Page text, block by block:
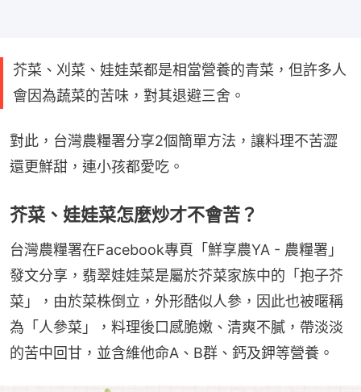
芥菜、刈菜、娃娃菜都是相當營養的青菜，但許多人
會因為蔬菜的苦味，對其退避三舍。
對此，台灣農糧署分享2個簡單方法，讓料理不苦澀
還更鮮甜，連小孩都愛吃。
芥菜、娃娃菜怎麼炒才不會苦？
台灣農糧署在Facebook專頁「鮮享農YA - 農糧署」
發文分享，翡翠娃娃菜是屬於芥菜家族中的「抱子芥
菜」，由於菜株倒立，外形酷似人參，因此也被暱稱
為「人參菜」，料理後口感脆嫩、清爽不膩，帶淡淡
的苦中回甘，並含維他命A、B群、鈣及鉀等營養。